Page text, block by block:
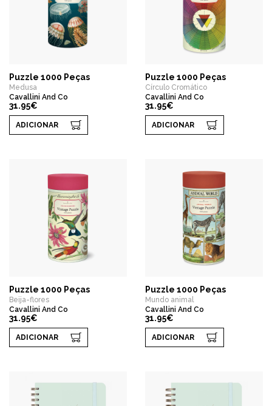
Puzzle 1000 Peças
Medusa
Cavallini And Co
31.95€
ADICIONAR
Puzzle 1000 Peças
Círculo Cromático
Cavallini And Co
31.95€
ADICIONAR
Puzzle 1000 Peças
Beija-flores
Cavallini And Co
31.95€
ADICIONAR
Puzzle 1000 Peças
Mundo animal
Cavallini And Co
31.95€
ADICIONAR